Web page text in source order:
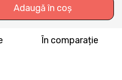
Adaugă în coș
În comparație